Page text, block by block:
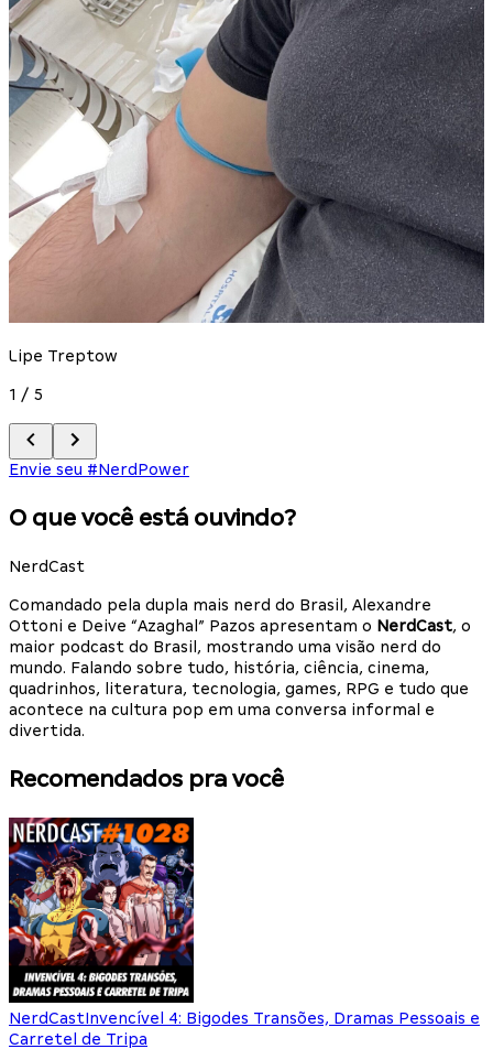
Lipe Treptow
1 / 5
Envie seu #NerdPower
O que você está ouvindo?
NerdCast
Comandado pela dupla mais nerd do Brasil, Alexandre
Ottoni e Deive “Azaghal” Pazos apresentam o NerdCast, o
maior podcast do Brasil, mostrando uma visão nerd do
mundo. Falando sobre tudo, história, ciência, cinema,
quadrinhos, literatura, tecnologia, games, RPG e tudo que
acontece na cultura pop em uma conversa informal e
divertida.
Recomendados pra você
NerdCastInvencível 4: Bigodes Transões, Dramas Pessoais e
Carretel de Tripa